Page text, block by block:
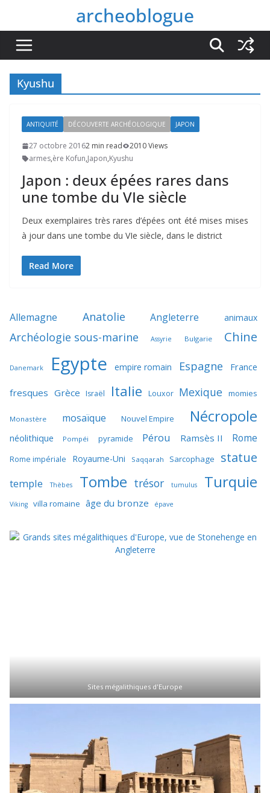
contenu
archeoblogue
Kyushu
ANTIQUITÉ DÉCOUVERTE ARCHÉOLOGIQUE JAPON
27 octobre 20162 min read
2010 Views
armes,ère Kofun,Japon,Kyushu
Japon : deux épées rares dans
une tombe du VIe siècle
Deux exemplaires très rares d’épées ont été mises mises
à jour dans une tombe du VIe siècle, dans le district
Read More
Allemagne Anatolie Angleterre animaux
Archéologie sous-marine Assyrie Bulgarie Chine
Danemark Egypte empire romain Espagne France
fresques Grèce Israël Italie Louxor Mexique momies
Monastère mosaïque Nouvel Empire Nécropole
néolithique Pompéi pyramide Pérou Ramsès II Rome
Rome impériale Royaume-Uni Saqqarah Sarcophage statue
temple Thèbes Tombe trésor tumulus Turquie
Viking villa romaine âge du bronze épave
Sites mégalithiques d'Europe